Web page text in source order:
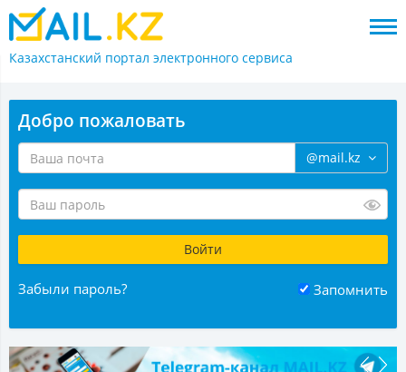
Казахстанский портал электронного сервиса
Добро пожаловать
@mail.kz
Забыли пароль? Запомнить